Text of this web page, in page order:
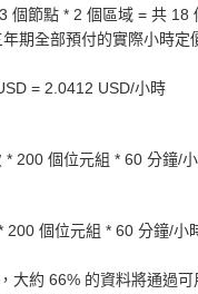
個節點 * 2 個區域 = 共 18
期全部預付的實際小時定
= 2.0412 USD/小時
200 個位元組 * 60 分鐘/
200 個位元組 * 60 分鐘/小
大約 66% 的資料將通過可